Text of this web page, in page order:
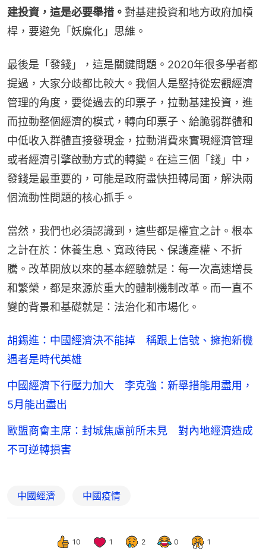
建投資，這是必要舉措。 對基建投資和地方政府加槓
桿，要避免「妖魔化」思維。
最後是「發錢」，這是關鍵問題。2020年很多學者都
提過，大家分歧都比較大。我個人是堅持從宏觀經濟
管理的角度，要從過去的印票子，拉動基建投資，進
而拉動整個經濟的模式，轉向印票子、給脆弱群體和
中低收入群體直接發現金，拉動消費來實現經濟管理
或者經濟引擎啟動方式的轉變。在這三個「錢」中，
發錢是最重要的，可能是政府盡快扭轉局面，解決兩
個流動性問題的核心抓手。
當然，我們也必須認識到，這些都是權宜之計。根本
之計在於：休養生息、寬政待民、保護產權、不折
騰。改革開放以來的基本經驗就是：每一次高速增長
和繁榮，都是來源於重大的體制機制改革。而一直不
變的背景和基礎就是：法治化和市場化。
胡錫進：中國經濟決不能掉 稱跟上信號、擁抱新機
遇者是時代英雄
中國經濟下行壓力加大 李克強：新舉措能用盡用，
5月能出盡出
歐盟商會主席：封城焦慮前所未見 對內地經濟造成
不可逆轉損害
中國經濟 中國疫情
10 1 2 0 1